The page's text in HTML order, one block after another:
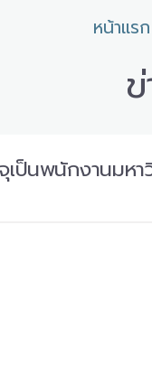
หน้าแรก
เป็นพนักงานม